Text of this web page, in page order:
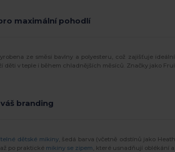
maximální pohodlí
ze směsi bavlny a polyesteru, což zajišťuje
v teple i během chladnějších měsíců. Značky jako
branding
dětské mikiny, šedá barva (včetně odstínů jako
po praktické mikiny se zipem , které usnadňují oblékání